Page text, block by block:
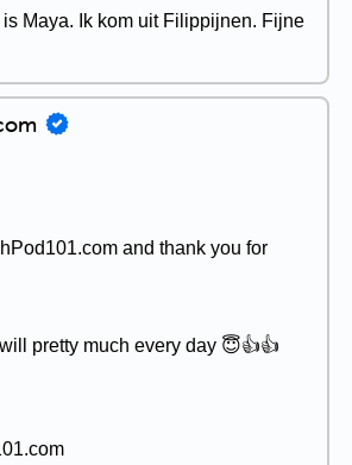
Maya. Ik kom uit Filippijnen. Fijne
and thank you for
pretty much every day 😇👍👍